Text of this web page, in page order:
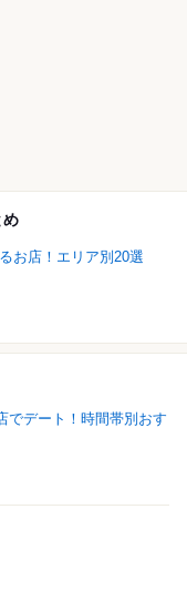
め
お店！エリア別20選
でデート！時間帯別おす